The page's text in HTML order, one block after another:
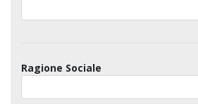
Ragione Sociale